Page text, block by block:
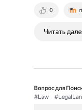
0
Читать
Вопрос для
#Law